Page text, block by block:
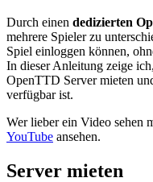
Durch einen dedizierten
mehrere Spieler zu
Spiel einloggen können,
In dieser Anleitung zeige
OpenTTD Server mieten
verfügbar ist.
Wer lieber ein Video sehen
YouTube ansehen.
Server mieten